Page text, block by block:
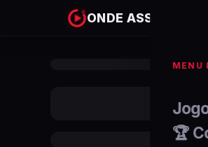
ONDE ASSISTIR
MENU
🏆